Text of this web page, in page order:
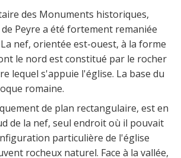
des Monuments historiques,
Peyre a été fortement remaniée
nef, orientée est-ouest, à la forme
le nord est constitué par le rocher
lequel s'appuie l'église. La base du
romaine.
de plan rectangulaire, est en
de la nef, seul endroit où il pouvait
particulière de l'église
rocheux naturel. Face à la vallée,